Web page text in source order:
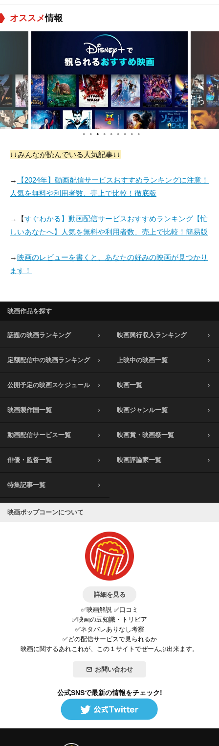
オススメ情報
● ● ● ● ● ● ● ● ●
↓↓みんなが読んでいる人気記事↓↓
→
【2024年】動画配信サービスおすすめランキングに注意！
人気を無料や利用者数、売上で比較！徹底版
→【すぐわかる】動画配信サービスおすすめランキング【忙
しいあなたへ】人気を無料や利用者数、売上で比較！簡易版
→映画のレビューを書くと、あなたの好みの映画が見つかり
ます！
映画作品を探す
話題の映画ランキング 映画興行収入ランキング
定額配信中の映画ランキング 上映中の映画一覧
公開予定の映画スケジュール 映画一覧
映画製作国一覧 映画ジャンル一覧
動画配信サービス一覧 映画賞・映画祭一覧
俳優・監督一覧 映画評論家一覧
特集記事一覧
映画ポップコーンについて
詳細を見る
✅映画解説 ✅口コミ
✅映画の豆知識・トリビア
✅ネタバレありなし考察
✅どの配信サービスで見られるか
映画に関するあれこれが、この１サイトでぜーんぶ出来ます。
お問い合わせ
公式SNSで最新の情報をチェック!